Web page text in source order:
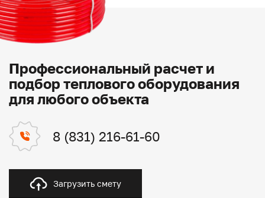
Профессиональный расчет и
подбор теплового оборудования
для любого объекта
8 (831) 216-61-60
Загрузить смету